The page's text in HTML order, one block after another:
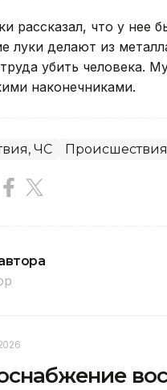
рассказал, что у нее
луки делают из
убить человека.
наконечниками.
ЧС Происшествия